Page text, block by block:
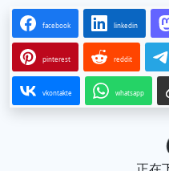
facebook linkedin
pinterest reddit
vkontakte whatsapp